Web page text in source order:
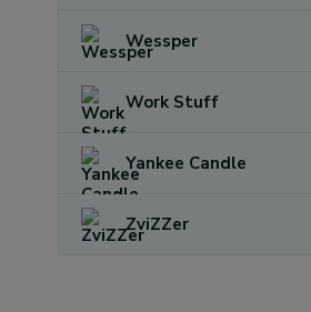
Wessper
Work Stuff
Yankee Candle
ZviZZer